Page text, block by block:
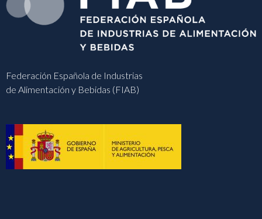
Federación Española de Industrias
de Alimentación y Bebidas (FIAB)